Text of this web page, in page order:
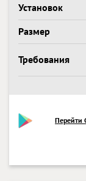
Установок
Размер
Требования
Перейти